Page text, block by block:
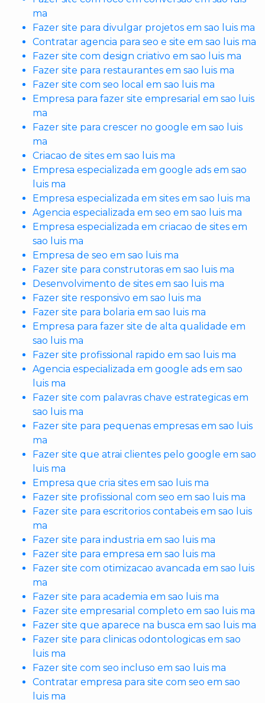
ma
Fazer site para divulgar projetos em sao luis ma
Contratar agencia para seo e site em sao luis ma
Fazer site com design criativo em sao luis ma
Fazer site para restaurantes em sao luis ma
Fazer site com seo local em sao luis ma
Empresa para fazer site empresarial em sao luis
ma
Fazer site para crescer no google em sao luis
ma
Criacao de sites em sao luis ma
Empresa especializada em google ads em sao
luis ma
Empresa especializada em sites em sao luis ma
Agencia especializada em seo em sao luis ma
Empresa especializada em criacao de sites em
sao luis ma
Empresa de seo em sao luis ma
Fazer site para construtoras em sao luis ma
Desenvolvimento de sites em sao luis ma
Fazer site responsivo em sao luis ma
Fazer site para bolaria em sao luis ma
Empresa para fazer site de alta qualidade em
sao luis ma
Fazer site profissional rapido em sao luis ma
Agencia especializada em google ads em sao
luis ma
Fazer site com palavras chave estrategicas em
sao luis ma
Fazer site para pequenas empresas em sao luis
ma
Fazer site que atrai clientes pelo google em sao
luis ma
Empresa que cria sites em sao luis ma
Fazer site profissional com seo em sao luis ma
Fazer site para escritorios contabeis em sao luis
ma
Fazer site para industria em sao luis ma
Fazer site para empresa em sao luis ma
Fazer site com otimizacao avancada em sao luis
ma
Fazer site para academia em sao luis ma
Fazer site empresarial completo em sao luis ma
Fazer site que aparece na busca em sao luis ma
Fazer site para clinicas odontologicas em sao
luis ma
Fazer site com seo incluso em sao luis ma
Contratar empresa para site com seo em sao
luis ma